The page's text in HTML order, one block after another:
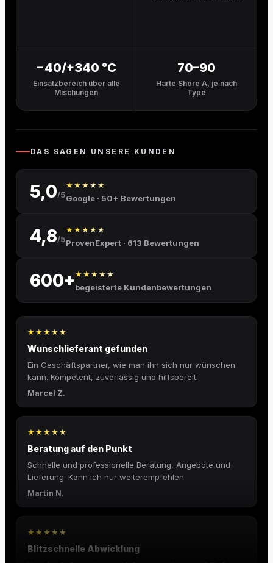
−40/+340 °C
Einsatzbereich über alle
Mischungen
70–90
Härte Shore A, je nach
Type
DAS SAGEN UNSERE KUNDEN
5,0/5
★★★★★
Google · 50+ Bewertungen
4,8/5
★★★★★
ProvenExpert · 613 Bewertungen
600+★★★★★
begeisterte Kundenbewertungen
★★★★★
Wunschlieferant gefunden
Ein Geschäftspartner, wie man ihn sich nur wünschen
kann. Kompetent, zuverlässig und hilfsbereit.
Marcel Z.
★★★★★
Beratung auf den Punkt
Schnelle und professionelle Beratung, Angebote und
Lieferung. Kann ich nur weiterempfehlen.
Martin N.
★★★★★
Blitzschnelle Abwicklung